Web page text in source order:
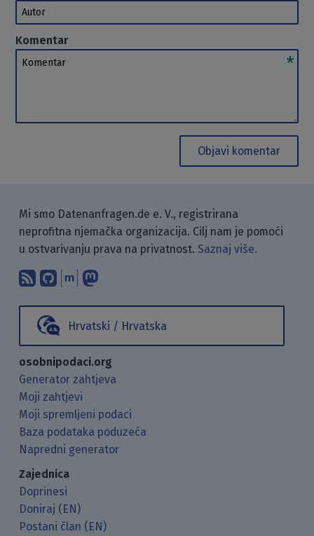
Autor
Komentar
Komentar
Objavi komentar
Mi smo Datenanfragen.de e. V., registrirana
neprofitna njemačka organizacija. Cilj nam je pomoći
u ostvarivanju prava na privatnost. Saznaj više.
Pretplati se na naš blog koristeći
Pronađi nas na GitHubu.
Raspravljaj s nama putem
Hrvatski / Hrvatska
osobnipodaci.org
Generator zahtjeva
Moji zahtjevi
Moji spremljeni podaci
Baza podataka poduzeća
Napredni generator
Zajednica
Doprinesi
Doniraj (EN)
Postani član (EN)